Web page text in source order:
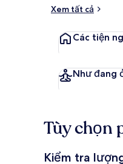
Xem tất cả
Các tiện
Như đang
Tùy chọn
Kiểm tra